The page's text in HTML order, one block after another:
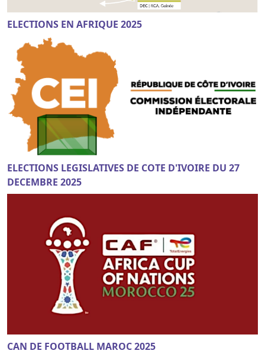
ELECTIONS EN AFRIQUE 2025
ELECTIONS LEGISLATIVES DE COTE D'IVOIRE DU 27
DECEMBRE 2025
CAN DE FOOTBALL MAROC 2025